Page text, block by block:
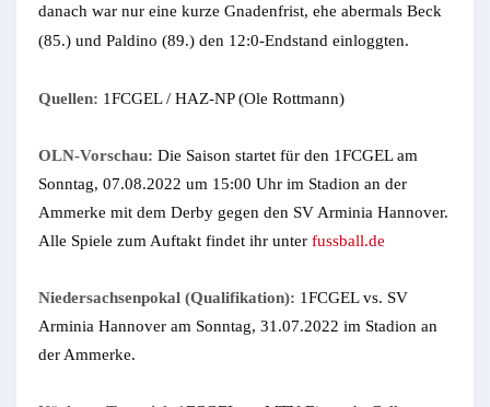
danach war nur eine kurze Gnadenfrist, ehe abermals Beck
(85.) und Paldino (89.) den 12:0-Endstand einloggten.
Quellen: 1FCGEL / HAZ-NP (Ole Rottmann)
OLN-Vorschau: Die Saison startet für den 1FCGEL am
Sonntag, 07.08.2022 um 15:00 Uhr im Stadion an der
Ammerke mit dem Derby gegen den SV Arminia Hannover.
Alle Spiele zum Auftakt findet ihr unter fussball.de
Niedersachsenpokal (Qualifikation): 1FCGEL vs. SV
Arminia Hannover am Sonntag, 31.07.2022 im Stadion an
der Ammerke.